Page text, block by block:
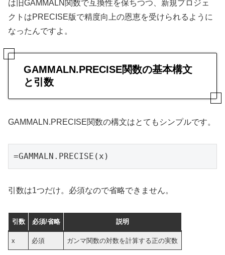
は旧GAMMALN関数で互換性を保ちつつ、新規プロジェ
クトはPRECISE版で精度向上の恩恵を受けられるように
なったんですよ。
GAMMALN.PRECISE関数の基本構文
と引数
GAMMALN.PRECISE関数の構文はとてもシンプルです。
=GAMMALN.PRECISE(x)
引数は1つだけ。必須なので省略できません。
引数 必須/省略 説明
x 必須 ガンマ関数の対数を計算する正の実数